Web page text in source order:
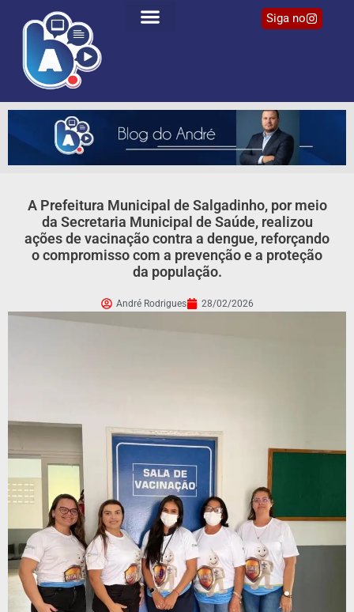
Siga no
A Prefeitura Municipal de Salgadinho, por meio
da Secretaria Municipal de Saúde, realizou
ações de vacinação contra a dengue, reforçando
o compromisso com a prevenção e a proteção
da população.
André Rodrigues 28/02/2026